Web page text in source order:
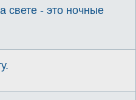
свете - это ночные